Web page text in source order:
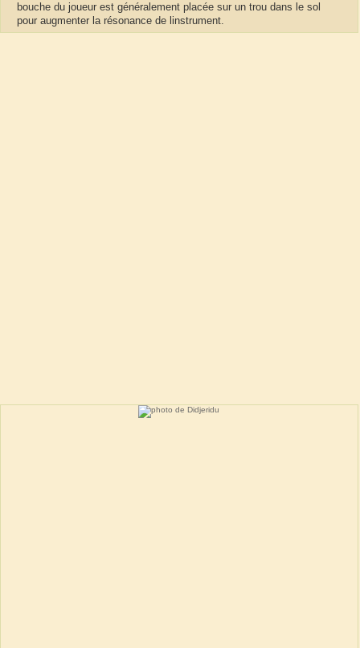
bouche du joueur est généralement placée sur un trou dans le sol
pour augmenter la résonance de linstrument.